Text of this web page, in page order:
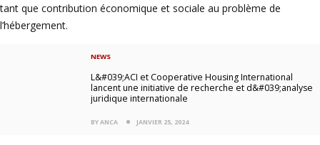
tant que contribution économique et sociale au problème de
l’hébergement.
NEWS
L&#039;ACI et Cooperative Housing International
lancent une initiative de recherche et d&#039;analyse
juridique internationale
BY ANCA JANVIER 25, 2024